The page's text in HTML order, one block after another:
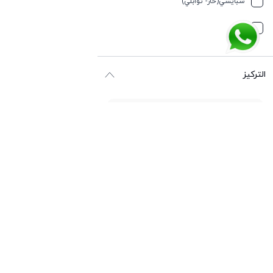
جوز الهند
حار وسبايسي
حامِض
مُرّ
التركيز